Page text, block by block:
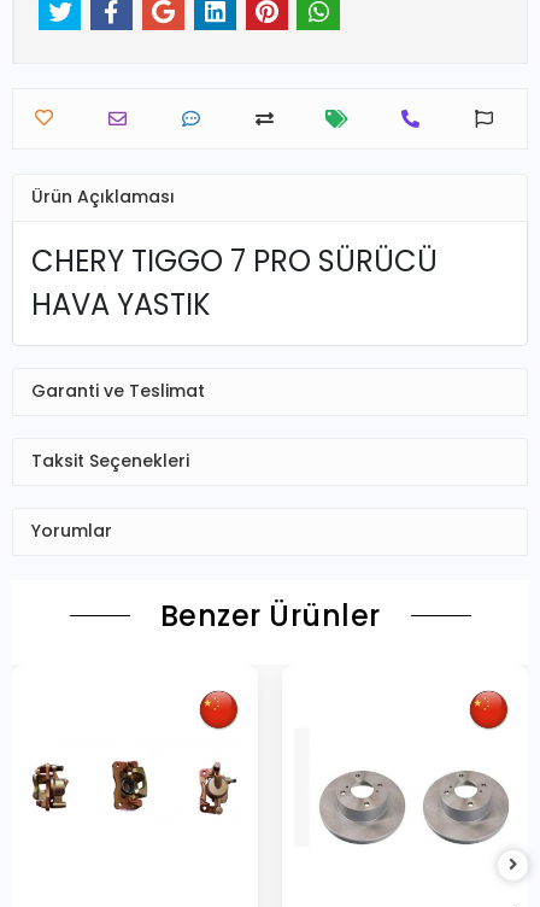
Ürün Açıklaması
CHERY TIGGO 7 PRO SÜRÜCÜ
HAVA YASTIK
Garanti ve Teslimat
Taksit Seçenekleri
Yorumlar
Benzer Ürünler